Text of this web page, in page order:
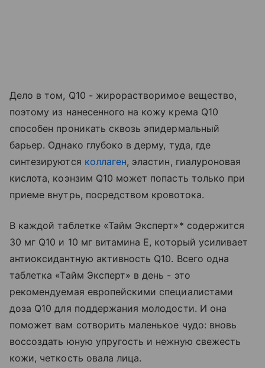
Дело в том, Q10 - жирорастворимое вещество,
поэтому из нанесенного на кожу крема Q10
способен проникать сквозь эпидермальный
барьер. Однако глубоко в дерму, туда, где
синтезируются коллаген, эластин, гиалуроновая
кислота, коэнзим Q10 может попасть только при
приеме внутрь, посредством кровотока.
В каждой таблетке «Тайм Эксперт»* содержится
30 мг Q10 и 10 мг витамина Е, который усиливает
антиоксидантную активность Q10. Всего одна
таблетка «Тайм Эксперт» в день - это
рекомендуемая европейскими специалистами
доза Q10 для поддержания молодости. И она
поможет вам сотворить маленькое чудо: вновь
воссоздать юную упругость и нежную свежесть
кожи, четкость овала лица.